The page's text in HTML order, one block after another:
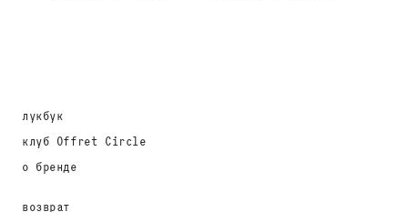
лукбук
клуб Offret Circle
о бренде
возврат